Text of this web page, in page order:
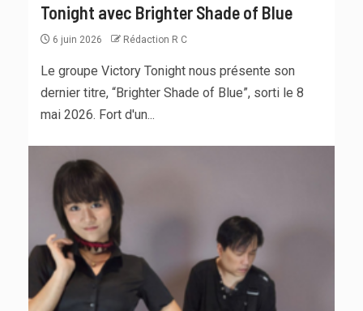
Tonight avec Brighter Shade of Blue
6 juin 2026 Rédaction R C
Le groupe Victory Tonight nous présente son
dernier titre, “Brighter Shade of Blue”, sorti le 8
mai 2026. Fort d'un...